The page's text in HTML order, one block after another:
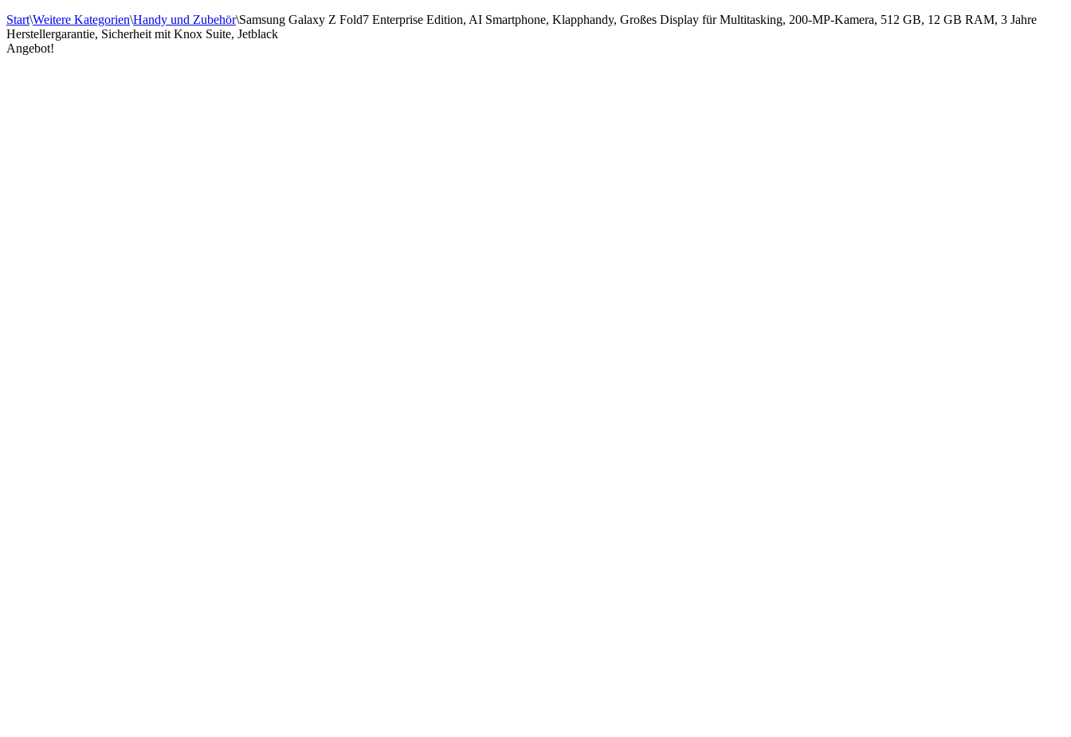
Start\Weitere Kategorien\Handy und Zubehör\Samsung Galaxy Z Fold7 Enterprise Edition, AI Smartphone, Klapphandy, Großes Display für Multitasking, 200-MP-Kamera, 512 GB, 12 GB RAM, 3 Jahre
Herstellergarantie, Sicherheit mit Knox Suite, Jetblack
Angebot!